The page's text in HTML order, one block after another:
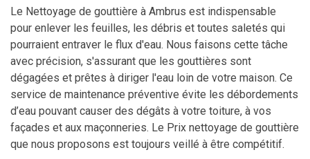
Le Nettoyage de gouttière à Ambrus est indispensable
pour enlever les feuilles, les débris et toutes saletés qui
pourraient entraver le flux d'eau. Nous faisons cette tâche
avec précision, s'assurant que les gouttières sont
dégagées et prêtes à diriger l'eau loin de votre maison. Ce
service de maintenance préventive évite les débordements
d’eau pouvant causer des dégâts à votre toiture, à vos
façades et aux maçonneries. Le Prix nettoyage de gouttière
que nous proposons est toujours veillé à être compétitif.